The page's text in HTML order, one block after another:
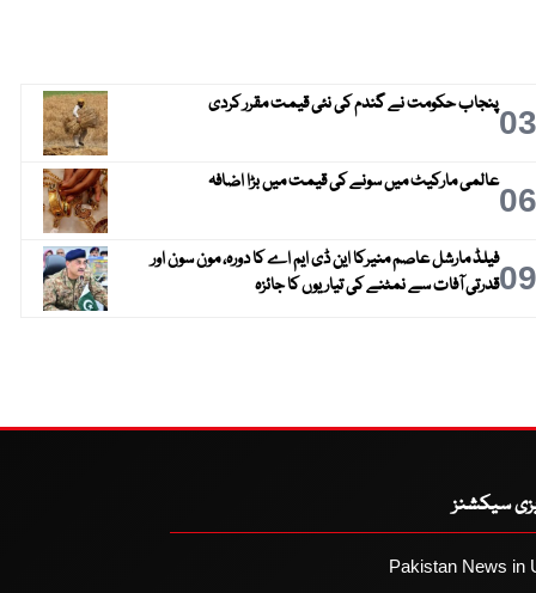
03پنجاب حکومت نے گندم کی نئی قیمت مقرر کردی
06عالمی مارکیٹ میں سونے کی قیمت میں بڑا اضافہ
09فیلڈ مارشل عاصم منیرکا این ڈی ایم اے کا دورہ، مون سون اور
قدرتی آفات سے نمٹنے کی تیاریوں کا جائزہ
سیکشنز
Pakistan News in